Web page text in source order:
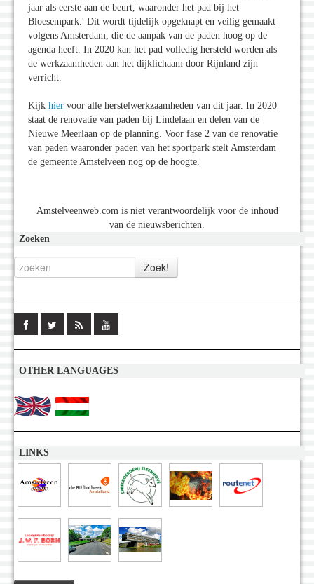
jaar als eerste aan de beurt, waaronder het pad bij het
Bloesempark.' Dit wordt tijdelijk opgeknapt en veilig gemaakt
volgens Amsterdam, die de aanpak van de paden hoog op de
agenda heeft. In 2020 kan het pad volledig hersteld worden als
de werkzaamheden aan het dijklichaam door Rijnland zijn
verricht.
Kijk hier voor alle herstelwerkzaamheden van dit jaar. In 2020
staat de renovatie van paden bij Lindelaan en delen van de
Nieuwe Meerlaan op de planning. Voor fase 2 van de renovatie
van paden waaronder paden van het sportpark stelt Amsterdam
de gemeente Amstelveen nog op de hoogte.
Amstelveenweb.com is niet verantwoordelijk voor de inhoud
van de nieuwsberichten.
Zoeken
OTHER LANGUAGES
LINKS